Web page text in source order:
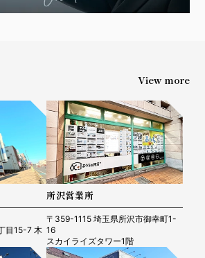
View more
目15-7 木
所沢営業所
〒359-1115 埼玉県所沢市御幸町1-
16
スカイライズタワー1階